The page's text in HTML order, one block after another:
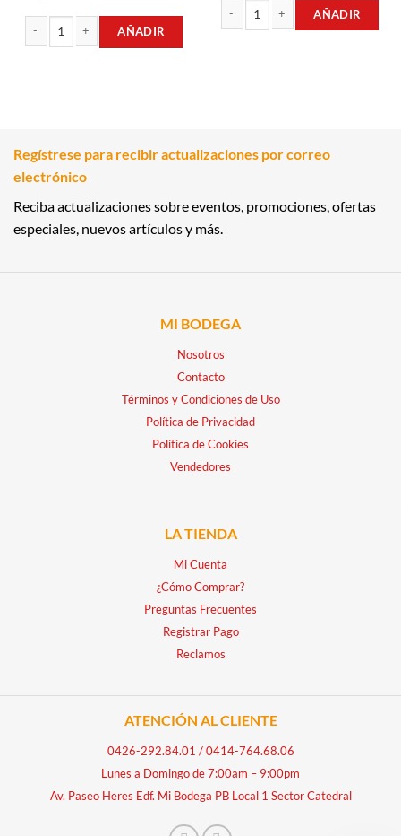
AÑADIR
AÑADIR
Regístrese para recibir actualizaciones por correo
electrónico
Reciba actualizaciones sobre eventos, promociones, ofertas
especiales, nuevos artículos y más.
MI BODEGA
Nosotros
Contacto
Términos y Condiciones de Uso
Política de Privacidad
Política de Cookies
Vendedores
LA TIENDA
Mi Cuenta
¿Cómo Comprar?
Preguntas Frecuentes
Registrar Pago
Reclamos
ATENCIÓN AL CLIENTE
0426-292.84.01 /0414-764.68.06
Lunes a Domingo de 7:00am – 9:00pm
Av. Paseo Heres Edf. Mi Bodega PB Local 1 Sector Catedral